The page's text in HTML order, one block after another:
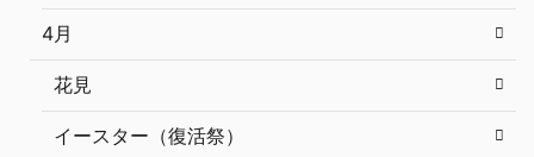
4月
花見
イースター（復活祭）